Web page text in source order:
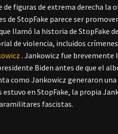
figuras de extrema derecha la
de StopFake parece ser
llamó la historia de StopFake
de violencia, incluidos
. Jankowicz fue brevemente
Biden antes de que el
como Jankowicz generaron
en StopFake, la propia
fascistas.